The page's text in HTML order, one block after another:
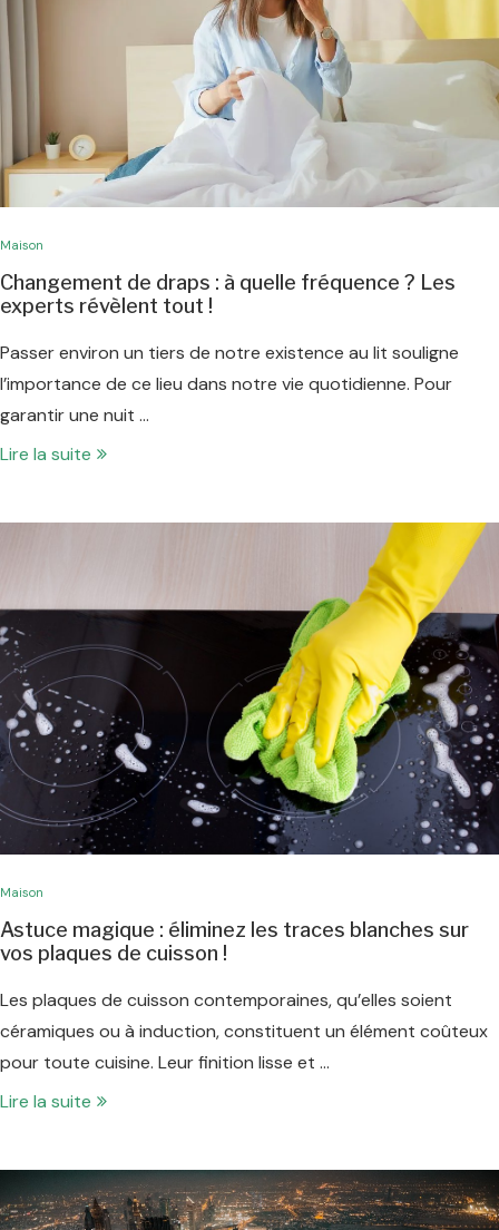
Maison
Changement de draps : à quelle fréquence ? Les
experts révèlent tout !
Passer environ un tiers de notre existence au lit souligne
l’importance de ce lieu dans notre vie quotidienne. Pour
garantir une nuit …
Lire la suite
Maison
Astuce magique : éliminez les traces blanches sur
vos plaques de cuisson !
Les plaques de cuisson contemporaines, qu’elles soient
céramiques ou à induction, constituent un élément coûteux
pour toute cuisine. Leur finition lisse et …
Lire la suite